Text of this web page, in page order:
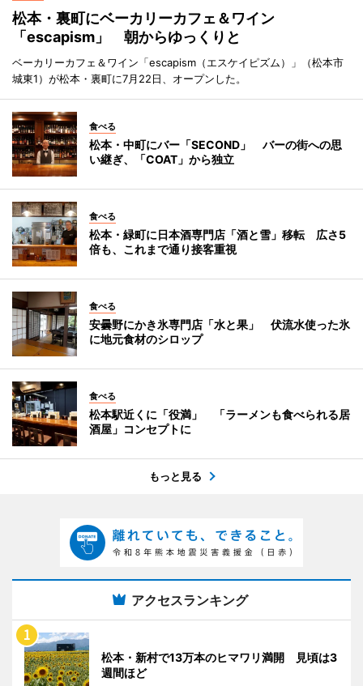
松本・裏町にベーカリーカフェ＆ワイン
「escapism」 朝からゆっくりと
ベーカリーカフェ＆ワイン「escapism（エスケイピズム）」（松本市
城東1）が松本・裏町に7月22日、オープンした。
食べる
松本・中町にバー「SECOND」 バーの街への思
い継ぎ、「COAT」から独立
食べる
松本・緑町に日本酒専門店「酒と雪」移転 広さ5
倍も、これまで通り接客重視
食べる
安曇野にかき氷専門店「水と果」 伏流水使った氷
に地元食材のシロップ
食べる
松本駅近くに「役満」 「ラーメンも食べられる居
酒屋」コンセプトに
もっと見る
アクセスランキング
松本・新村で13万本のヒマワリ満開 見頃は3
週間ほど